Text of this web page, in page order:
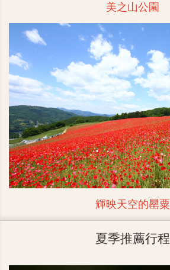
美之山公園
輝映天空的罌粟
夏季推薦行程